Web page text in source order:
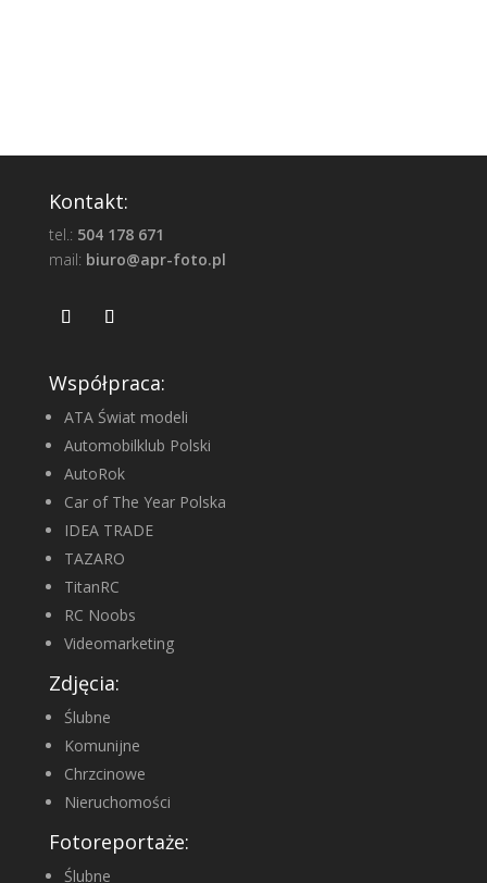
Kontakt:
tel.: 504 178 671
mail: biuro@apr-foto.pl
Współpraca:
ATA Świat modeli
Automobilklub Polski
AutoRok
Car of The Year Polska
IDEA TRADE
TAZARO
TitanRC
RC Noobs
Videomarketing
Zdjęcia:
Ślubne
Komunijne
Chrzcinowe
Nieruchomości
Fotoreportaże:
Ślubne